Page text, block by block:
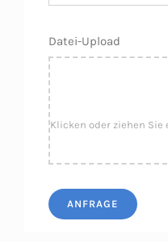
Datei-Upload
ANFRAGE